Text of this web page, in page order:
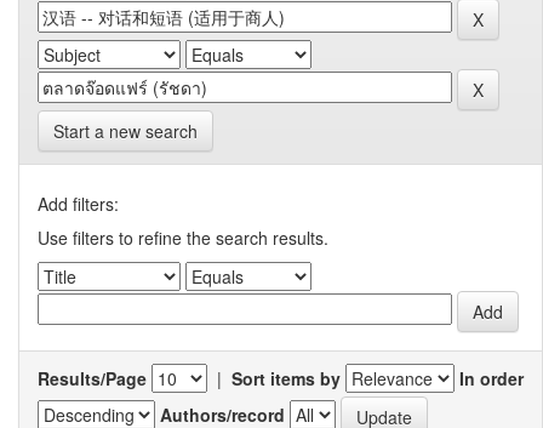
Start a new search
Add filters:
Use filters to refine the search results.
Results/Page | Sort items by
In order
Authors/record